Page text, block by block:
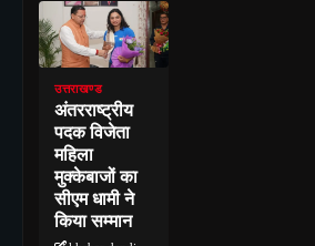
उत्तराखण्ड
अंतरराष्ट्रीय
पदक विजेता
महिला
मुक्केबाजों का
सीएम धामी ने
किया सम्मान